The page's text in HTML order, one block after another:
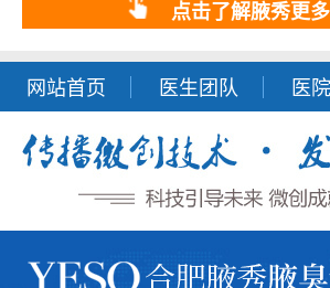
点击了解腋秀更
网站首页 医生团队 医